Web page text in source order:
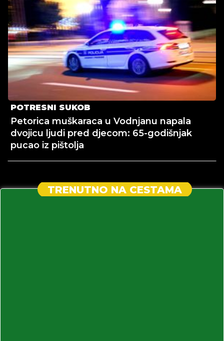
POTRESNI SUKOB
Petorica muškaraca u Vodnjanu napala
dvojicu ljudi pred djecom: 65-godišnjak
pucao iz pištolja
TRENUTNO NA CESTAMA